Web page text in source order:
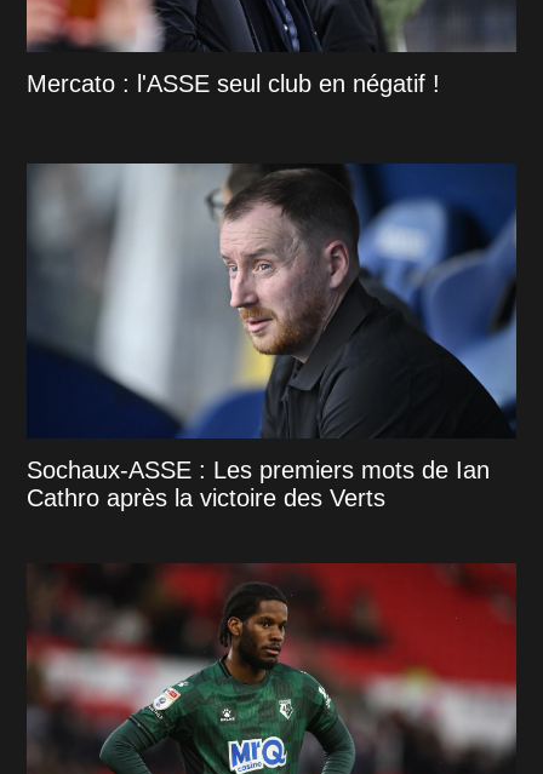
Mercato : l'ASSE seul club en négatif !
Sochaux-ASSE : Les premiers mots de Ian
Cathro après la victoire des Verts